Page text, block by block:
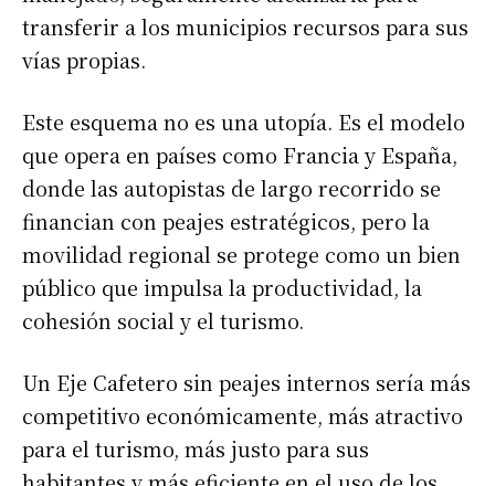
transferir a los municipios recursos para sus
vías propias.
Este esquema no es una utopía. Es el modelo
que opera en países como Francia y España,
donde las autopistas de largo recorrido se
financian con peajes estratégicos, pero la
movilidad regional se protege como un bien
público que impulsa la productividad, la
cohesión social y el turismo.
Un Eje Cafetero sin peajes internos sería más
competitivo económicamente, más atractivo
para el turismo, más justo para sus